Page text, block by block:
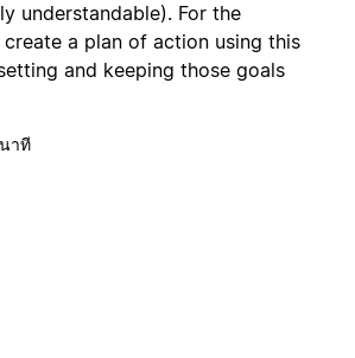
understandable). For the
create a plan of action using this
and keeping those goals
าที